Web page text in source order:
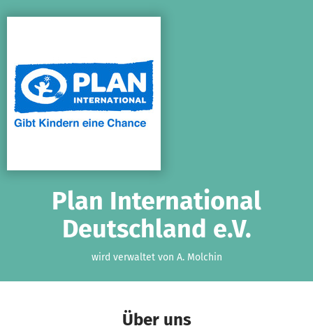
Plan International
Deutschland e.V.
wird verwaltet von A. Molchin
Über uns